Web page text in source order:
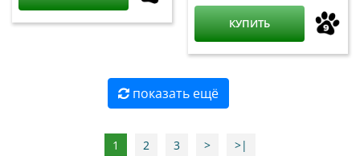
КУПИТЬ
показать ещё
1 2 3 >
>|